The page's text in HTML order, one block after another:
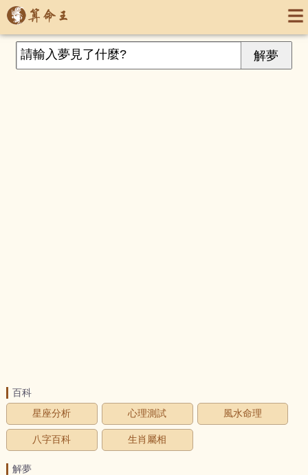
百科
星座分析
心理測試 風水命理
八字百科 生肖屬相
解夢